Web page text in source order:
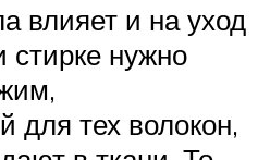
влияет и на уход
нужно
для тех волокон,